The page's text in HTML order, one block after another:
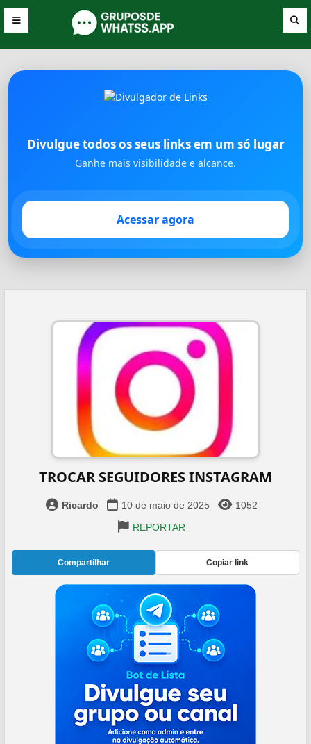
Divulgue todos os seus links em um só lugar
Ganhe mais visibilidade e alcance.
Acessar agora
TROCAR SEGUIDORES INSTAGRAM
Ricardo 10 de maio de 2025
1052
REPORTAR
Compartilhar Copiar link